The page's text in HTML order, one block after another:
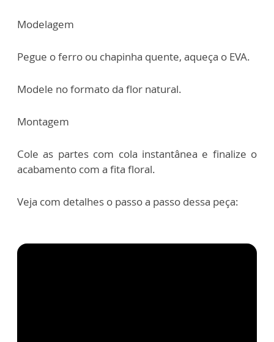
Modelagem
Pegue o ferro ou chapinha quente, aqueça o EVA.
Modele no formato da flor natural.
Montagem
Cole as partes com cola instantânea e finalize o
acabamento com a fita floral.
Veja com detalhes o passo a passo dessa peça: